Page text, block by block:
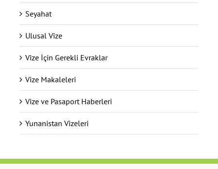
Seyahat
Ulusal Vize
Vize İçin Gerekli Evraklar
Vize Makaleleri
Vize ve Pasaport Haberleri
Yunanistan Vizeleri